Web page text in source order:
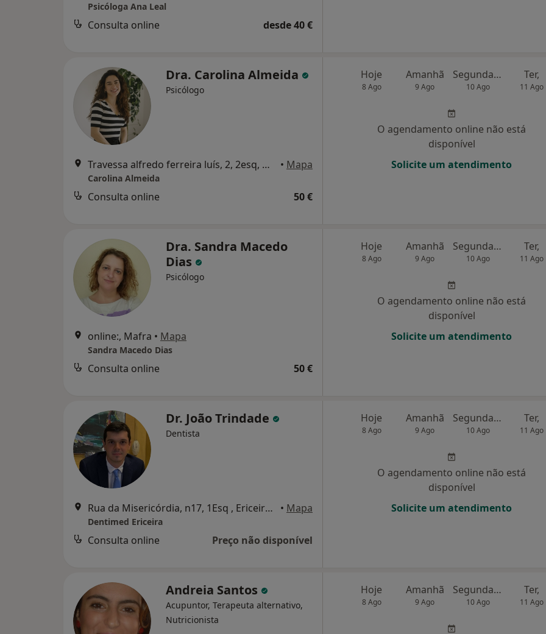
Psicóloga Ana Leal
Consulta online desde 40 €
Dra. Carolina Almeida
Psicólogo
Travessa alfredo ferreira luís, 2, 2esq, Mafra • Mapa
Carolina Almeida
Consulta online 50 €
Hoje
8 Ago
Amanhã
9 Ago
Segunda-feira
10 Ago
Ter,
11 Ago
O agendamento online não está
disponível
Solicite um atendimento
Dra. Sandra Macedo
Dias
Psicólogo
online:, Mafra • Mapa
Sandra Macedo Dias
Consulta online 50 €
Hoje
8 Ago
Amanhã
9 Ago
Segunda-feira
10 Ago
Ter,
11 Ago
O agendamento online não está
disponível
Solicite um atendimento
Dr. João Trindade
Dentista
Rua da Misericórdia, n17, 1Esq , Ericeira , Ericeira • Mapa
Dentimed Ericeira
Consulta online Preço não disponível
Hoje
8 Ago
Amanhã
9 Ago
Segunda-feira
10 Ago
Ter,
11 Ago
O agendamento online não está
disponível
Solicite um atendimento
Andreia Santos
Acupuntor, Terapeuta alternativo,
Nutricionista
Hoje
8 Ago
Amanhã
9 Ago
Segunda-feira
10 Ago
Ter,
11 Ago